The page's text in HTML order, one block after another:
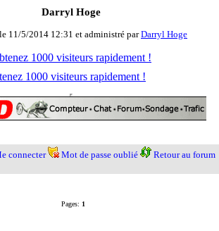
Darryl Hoge
11/5/2014 12:31 et administré parDarryl Hoge
1000 visiteurs rapidement !
1000 visiteurs rapidement !
connecter Mot de passe oublié Retour au forum
Pages: 1